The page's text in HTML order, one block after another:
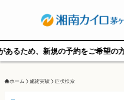
め、新規の予約をご希望の方はお
ホーム 施術実績 症状検索